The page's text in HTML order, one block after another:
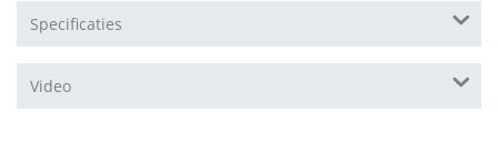
Specificaties
Video